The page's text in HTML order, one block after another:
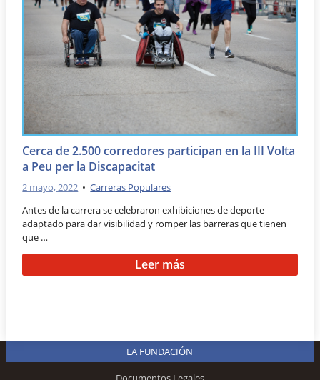
Cerca de 2.500 corredores participan en la III Volta
a Peu per la Discapacitat
2 mayo, 2022 •Carreras Populares
Antes de la carrera se celebraron exhibiciones de deporte
adaptado para dar visibilidad y romper las barreras que tienen
que …
Leer más
LA FUNDACIÓN